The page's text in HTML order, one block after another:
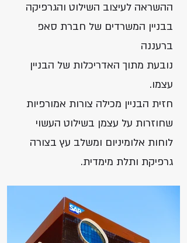
ההשראה לעיצוב השילוט והגרפיקה
בבניין המשרדים של חברת סאפ
ברעננה
נובעת מתוך האדריכלות של הבניין
עצמו.
חזית הבניין מכילה צורות אמורפיות
שחוזרות על עצמן בשילוט העשוי
לוחות אלומיניום ומשלב עץ בצורה
גרפיקת ותלת מימדית.